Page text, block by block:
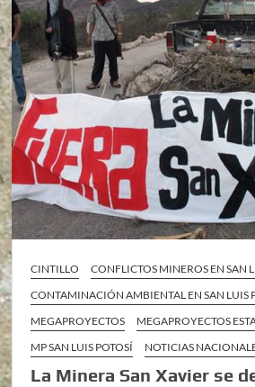
CINTILLO
CONFLICTOS MINEROS EN SAN
CONTAMINACIÓN AMBIENTAL EN SAN LUIS
MEGAPROYECTOS
MEGAPROYECTOS
MP SAN LUIS POTOSÍ
NOTICIAS
La Minera San Xavier se